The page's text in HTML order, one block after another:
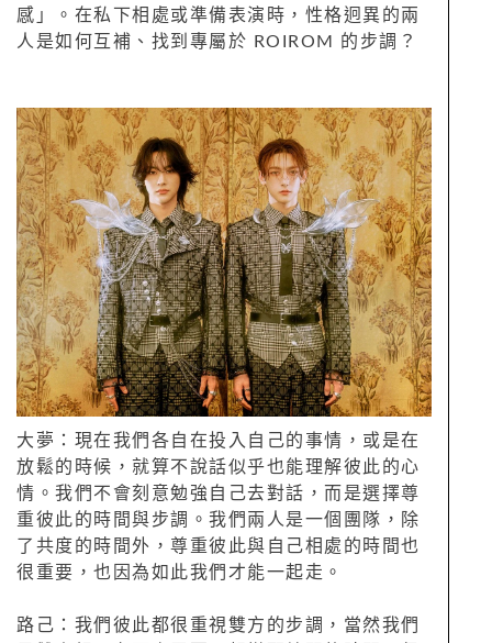
感」。在私下相處或準備表演時，性格迥異的兩
人是如何互補、找到專屬於 ROIROM 的步調？
大夢：現在我們各自在投入自己的事情，或是在
放鬆的時候，就算不說話似乎也能理解彼此的心
情。我們不會刻意勉強自己去對話，而是選擇尊
重彼此的時間與步調。我們兩人是一個團隊，除
了共度的時間外，尊重彼此與自己相處的時間也
很重要，也因為如此我們才能一起走。
路己：我們彼此都很重視雙方的步調，當然我們